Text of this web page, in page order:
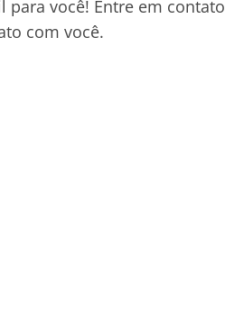
você! Entre em contato
com você.